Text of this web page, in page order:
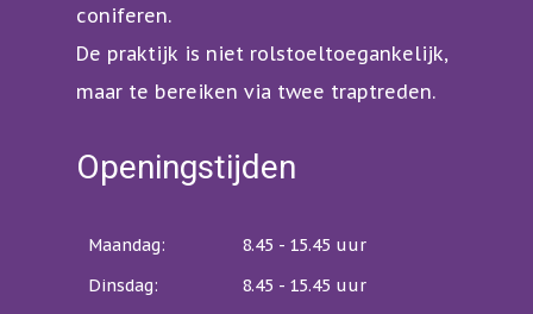
coniferen.
De praktijk is niet rolstoeltoegankelijk,
maar te bereiken via twee traptreden.
Openingstijden
Maandag:
8.45 - 15.45 uur
Dinsdag:
8.45 - 15.45 uur